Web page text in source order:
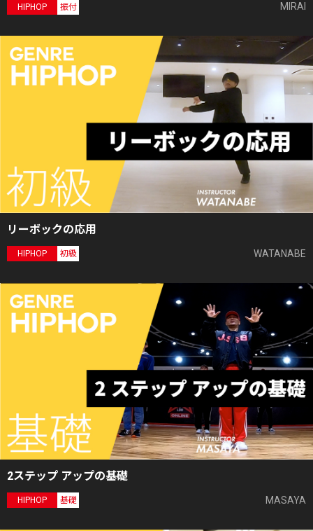
HIPHOP 振付 MIRAI
リーボックの応用
HIPHOP 初級 WATANABE
2ステップ アップの基礎
HIPHOP 基礎 MASAYA